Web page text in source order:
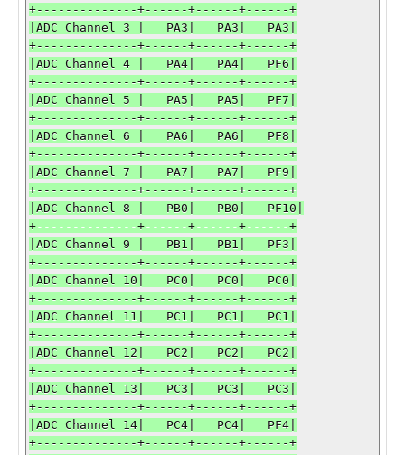
+--------------+------+------+------+
|ADC Channel 3 |   PA3|   PA3|   PA3|
+--------------+------+------+------+
|ADC Channel 4 |   PA4|   PA4|   PF6|
+--------------+------+------+------+
|ADC Channel 5 |   PA5|   PA5|   PF7|
+--------------+------+------+------+
|ADC Channel 6 |   PA6|   PA6|   PF8|
+--------------+------+------+------+
|ADC Channel 7 |   PA7|   PA7|   PF9|
+--------------+------+------+------+
|ADC Channel 8 |   PB0|   PB0|   PF10|
+--------------+------+------+------+
|ADC Channel 9 |   PB1|   PB1|   PF3|
+--------------+------+------+------+
|ADC Channel 10|   PC0|   PC0|   PC0|
+--------------+------+------+------+
|ADC Channel 11|   PC1|   PC1|   PC1|
+--------------+------+------+------+
|ADC Channel 12|   PC2|   PC2|   PC2|
+--------------+------+------+------+
|ADC Channel 13|   PC3|   PC3|   PC3|
+--------------+------+------+------+
|ADC Channel 14|   PC4|   PC4|   PF4|
+--------------+------+------+------+